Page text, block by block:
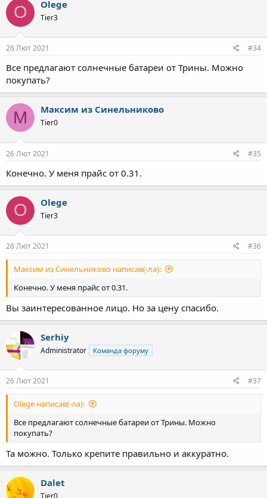
ц
і
ї
:
O Olege
Tier3
26 Лют 2021 #34
Все предлагают солнечные батареи от Трины. Можно
покупать?
М Максим из Синельниково
Tier0
26 Лют 2021 #35
Конечно. У меня прайс от 0.31.
O Olege
Tier3
26 Лют 2021 #36
Максим из Синельниково написав(-ла):
Конечно. У меня прайс от 0.31.
Вы заинтересованное лицо. Но за цену спасибо.
Serhiy
Administrator Команда форуму
26 Лют 2021 #37
Olege написав(-ла):
Все предлагают солнечные батареи от Трины. Можно
покупать?
Та можно. Только крепите правильно и аккуратно.
Dalet
Tier0